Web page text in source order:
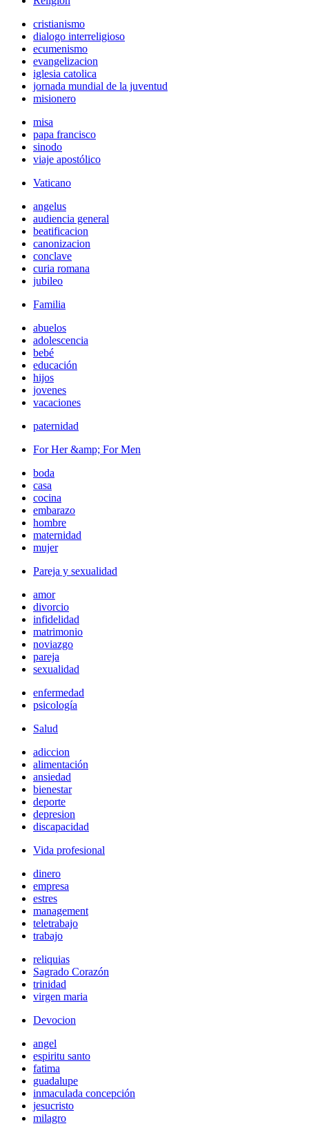
cristianismo
dialogo interreligioso
ecumenismo
evangelizacion
iglesia catolica
jornada mundial de la juventud
misionero
misa
papa francisco
sinodo
viaje apostólico
Vaticano
angelus
audiencia general
beatificacion
canonizacion
conclave
curia romana
jubileo
Familia
abuelos
adolescencia
bebé
educación
hijos
jovenes
vacaciones
paternidad
For Her &amp; For Men
boda
casa
cocina
embarazo
hombre
maternidad
mujer
Pareja y sexualidad
amor
divorcio
infidelidad
matrimonio
noviazgo
pareja
sexualidad
enfermedad
psicología
Salud
adiccion
alimentación
ansiedad
bienestar
deporte
depresion
discapacidad
Vida profesional
dinero
empresa
estres
management
teletrabajo
trabajo
reliquias
Sagrado Corazón
trinidad
virgen maria
Devocion
angel
espiritu santo
fatima
guadalupe
inmaculada concepción
jesucristo
milagro